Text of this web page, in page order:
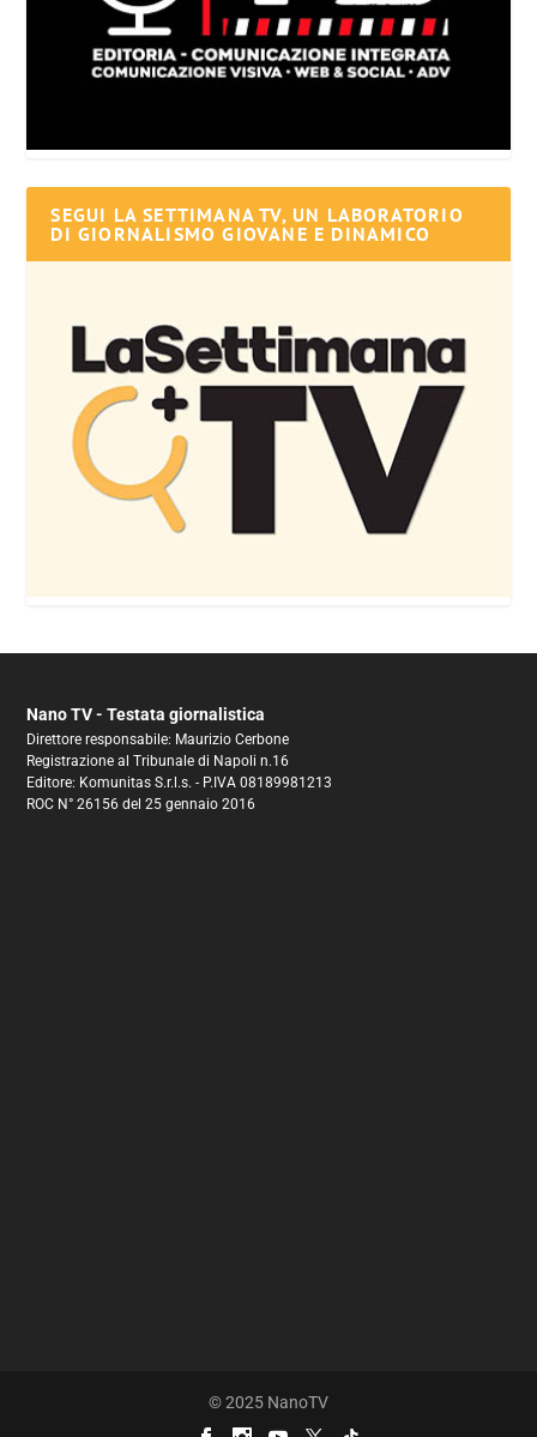
SEGUI LA SETTIMANA TV, UN LABORATORIO
DI GIORNALISMO GIOVANE E DINAMICO
Nano TV - Testata giornalistica
Direttore responsabile: Maurizio Cerbone
Registrazione al Tribunale di Napoli n.16
Editore: Komunitas S.r.l.s. - P.IVA 08189981213
ROC N° 26156 del 25 gennaio 2016
© 2025 NanoTV